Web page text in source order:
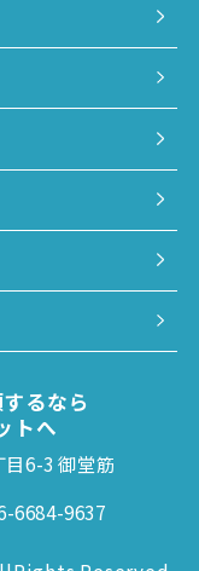
るなら
トへ
6-3 御堂筋
6684-9637